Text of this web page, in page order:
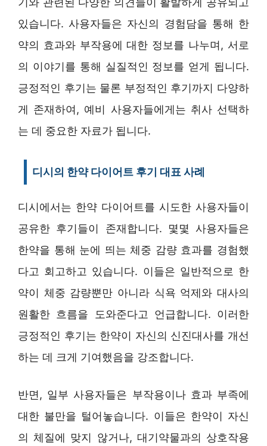
있습니다. 사용자들은 자신의 경험담을 통해 한
약의 효과와 부작용에 대한 정보를 나누며, 서로
의 이야기를 통해 실질적인 정보를 얻게 됩니다.
긍정적인 후기는 물론 부정적인 후기까지 다양하
게 존재하여, 예비 사용자들에게는 취사 선택하
는 데 중요한 자료가 됩니다.
디시의 한약 다이어트 후기 대표 사례
디시에서는 한약 다이어트를 시도한 사용자들이
공유한 후기들이 존재합니다. 몇몇 사용자들은
한약을 통해 눈에 띄는 체중 감량 효과를 경험했
다고 회고하고 있습니다. 이들은 일반적으로 한
약이 체중 감량뿐만 아니라 식욕 억제와 대사의
원활한 흐름을 도와준다고 언급합니다. 이러한
긍정적인 후기는 한약이 자신의 신진대사를 개선
하는 데 크게 기여했음을 강조합니다.
반면, 일부 사용자들은 부작용이나 효과 부족에
대한 불만을 털어놓습니다. 이들은 한약이 자신
의 체질에 맞지 않거나, 대기약물과의 상호작용